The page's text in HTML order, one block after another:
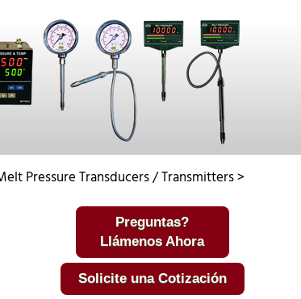
Pressure Transducers / Transmitters>
Preguntas?
Llámenos Ahora
Solicite una Cotización